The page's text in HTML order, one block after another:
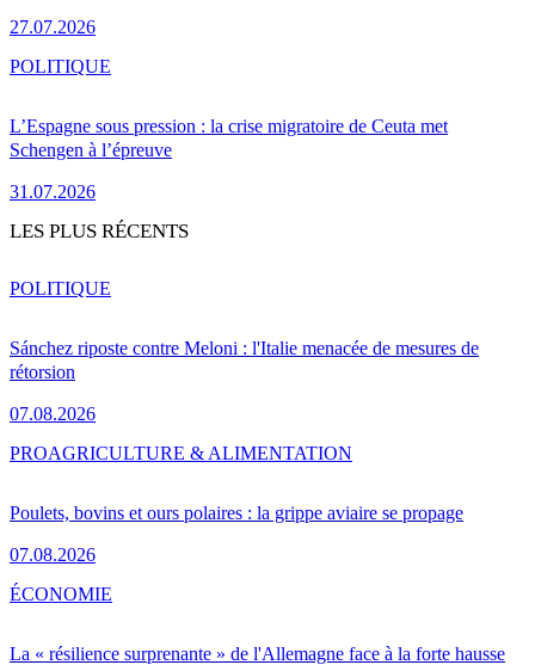
27.07.2026
L’Espagne sous pression : la crise migratoire de Ceuta met
Schengen à l’épreuve
31.07.2026
POLITIQUE
LES PLUS RÉCENTS
Sánchez riposte contre Meloni : l'Italie menacée de mesures de
rétorsion
07.08.2026
POLITIQUE
Poulets, bovins et ours polaires : la grippe aviaire se propage
07.08.2026
PROAGRICULTURE & ALIMENTATION
La « résilience surprenante » de l'Allemagne face à la forte hausse
ÉCONOMIE